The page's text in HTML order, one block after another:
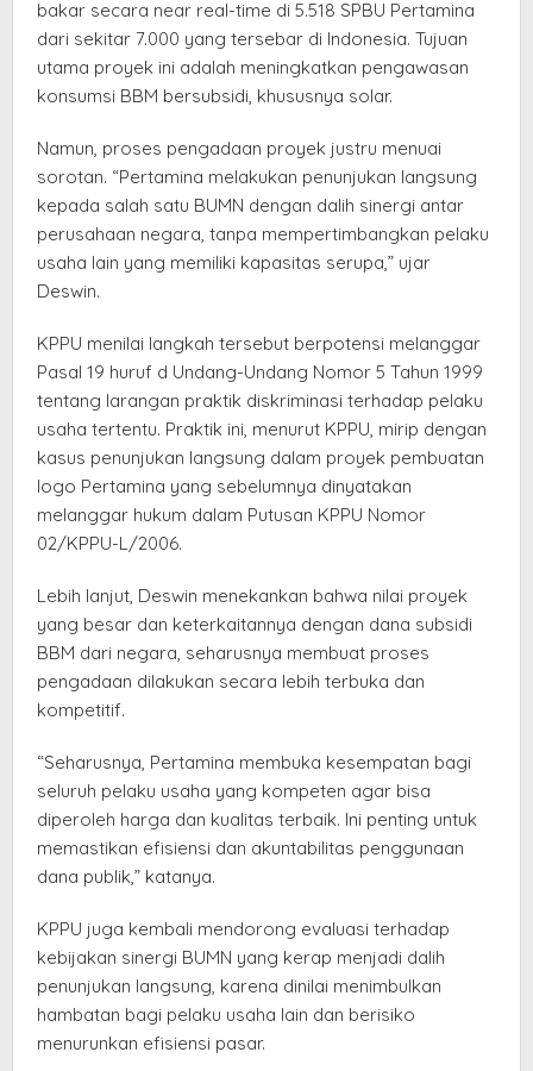
bakar secara near real-time di 5.518 SPBU Pertamina
dari sekitar 7.000 yang tersebar di Indonesia. Tujuan
utama proyek ini adalah meningkatkan pengawasan
konsumsi BBM bersubsidi, khususnya solar.
Namun, proses pengadaan proyek justru menuai
sorotan. “Pertamina melakukan penunjukan langsung
kepada salah satu BUMN dengan dalih sinergi antar
perusahaan negara, tanpa mempertimbangkan pelaku
usaha lain yang memiliki kapasitas serupa,” ujar
Deswin.
KPPU menilai langkah tersebut berpotensi melanggar
Pasal 19 huruf d Undang-Undang Nomor 5 Tahun 1999
tentang larangan praktik diskriminasi terhadap pelaku
usaha tertentu. Praktik ini, menurut KPPU, mirip dengan
kasus penunjukan langsung dalam proyek pembuatan
logo Pertamina yang sebelumnya dinyatakan
melanggar hukum dalam Putusan KPPU Nomor
02/KPPU-L/2006.
Lebih lanjut, Deswin menekankan bahwa nilai proyek
yang besar dan keterkaitannya dengan dana subsidi
BBM dari negara, seharusnya membuat proses
pengadaan dilakukan secara lebih terbuka dan
kompetitif.
“Seharusnya, Pertamina membuka kesempatan bagi
seluruh pelaku usaha yang kompeten agar bisa
diperoleh harga dan kualitas terbaik. Ini penting untuk
memastikan efisiensi dan akuntabilitas penggunaan
dana publik,” katanya.
KPPU juga kembali mendorong evaluasi terhadap
kebijakan sinergi BUMN yang kerap menjadi dalih
penunjukan langsung, karena dinilai menimbulkan
hambatan bagi pelaku usaha lain dan berisiko
menurunkan efisiensi pasar.